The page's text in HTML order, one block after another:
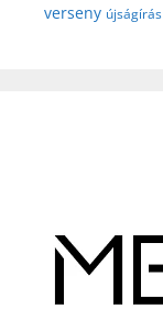
verseny újságírás